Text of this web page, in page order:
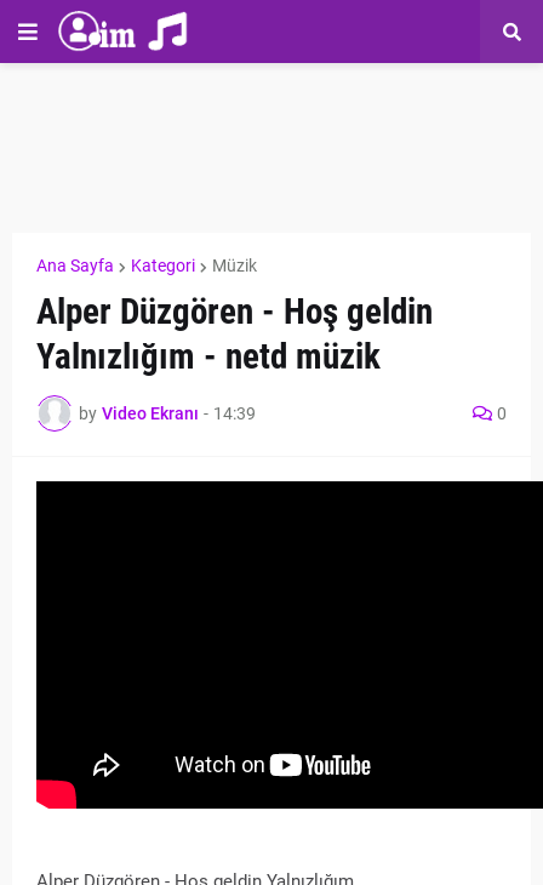
Ana Sayfa Kategori Müzik
Alper Düzgören - Hoş geldin
Yalnızlığım - netd müzik
by Video Ekranı - 14:39 0